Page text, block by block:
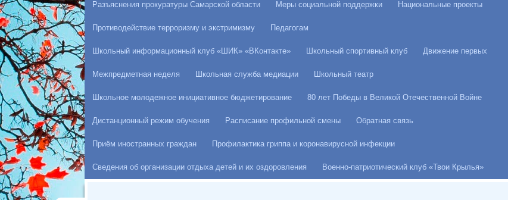
Разъяснения прокуратуры Самарской области Меры социальной поддержки Национальные проекты
Противодействие терроризму и экстримизму Педагогам
Школьный информационный клуб «ШИК» «ВКонтакте» Школьный спортивный клуб Движение первых
Межпредметная неделя Школьная служба медиации Школьный театр
Школьное молодежное инициативное бюджетирование 80 лет Победы в Великой Отечественной Войне
Дистанционный режим обучения Расписание профильной смены Обратная связь
Приём иностранных граждан Профилактика гриппа и коронавирусной инфекции
Сведения об организации отдыха детей и их оздоровления Военно-патриотический клуб «Твои Крылья»